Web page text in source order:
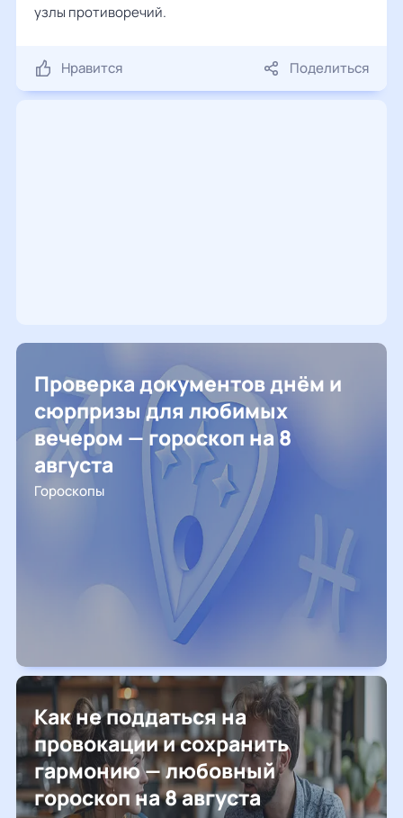
узлы противоречий.
Нравится Поделиться
Проверка документов днём и
сюрпризы для любимых
вечером — гороскоп на 8
августа
Гороскопы
Как не поддаться на
провокации и сохранить
гармонию — любовный
гороскоп на 8 августа